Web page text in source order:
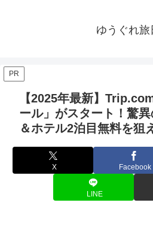
ゆうぐれ旅
PR
【2025年最新】
ール」がスタート！驚
＆ホテル2泊目無料を狙
X Facebook
LINE